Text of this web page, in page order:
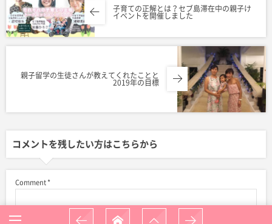
子育ての正解とは？セブ島滞在中の親子け
イベントを開催しました
親子留学の生徒さんが教えてくれたことと
2019年の目標
コメントを残したい方はこちらから
Comment*